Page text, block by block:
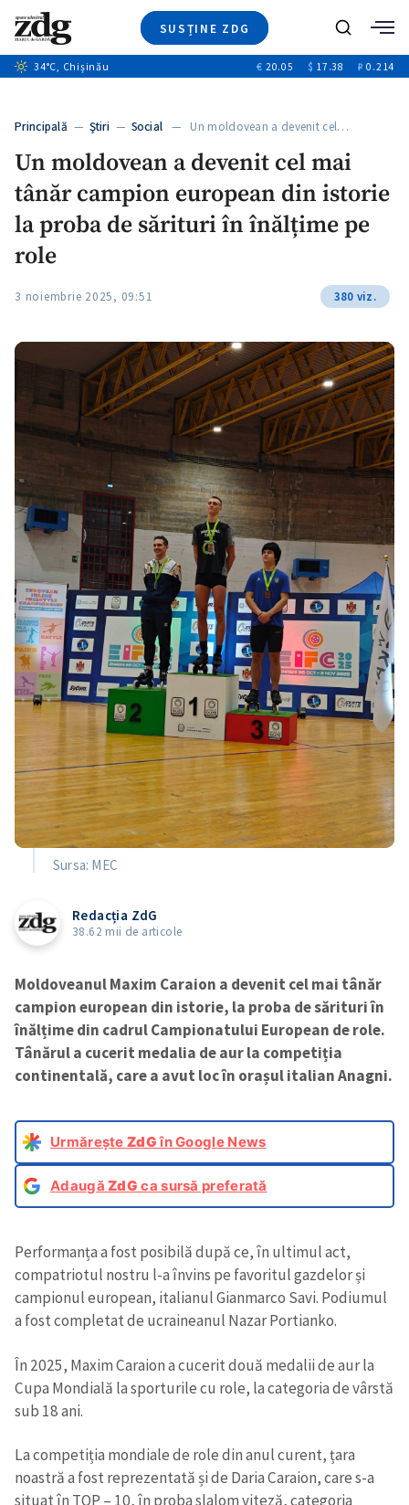
SUSȚINE ZDG
Ştiri
+10
Special
Blog
Caută
34°C, Chișinău € 20.05 $ 17.38 ₽ 0.214
Principală — Ştiri — Social — Un moldovean a devenit cel…
Un moldovean a devenit cel mai
tânăr campion european din istorie
la proba de sărituri în înălțime pe
role
3 noiembrie 2025, 09:51 380 viz.
Sursa: MEC
Redacția ZdG
38.62 mii de articole
Moldoveanul Maxim Caraion a devenit cel mai tânăr
campion european din istorie, la proba de sărituri în
înălțime din cadrul Campionatului European de role.
Tânărul a cucerit medalia de aur la competiția
continentală, care a avut loc în orașul italian Anagni.
Urmărește ZdGîn Google News
AdaugăZdG ca sursă preferată
Performanța a fost posibilă după ce, în ultimul act,
compatriotul nostru l-a învins pe favoritul gazdelor și
campionul european, italianul Gianmarco Savi. Podiumul
a fost completat de ucraineanul Nazar Portianko.
În 2025, Maxim Caraion a cucerit două medalii de aur la
Cupa Mondială la sporturile cu role, la categoria de vârstă
sub 18 ani.
La competiția mondiale de role din anul curent, țara
noastră a fost reprezentată și de Daria Caraion, care s-a
situat în TOP – 10, în proba slalom viteză, categoria